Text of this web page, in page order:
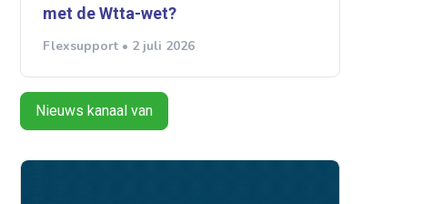
met de Wtta-wet?
Flexsupport • 2 juli 2026
Nieuws kanaal van